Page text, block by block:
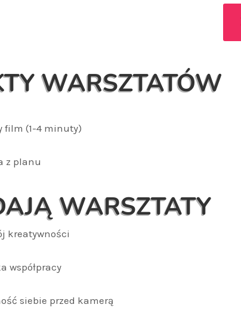
WARSZTATÓW
film (1-4 minuty)
z planu
WARSZTATY
kreatywności
współpracy
siebie przed kamerą